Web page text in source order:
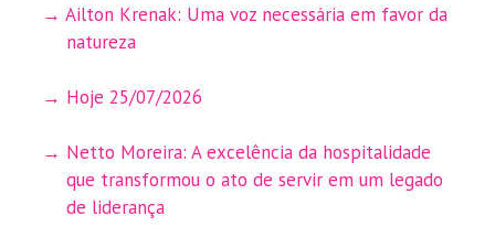
Ailton Krenak: Uma voz necessária em favor da
natureza
Hoje 25/07/2026
Netto Moreira: A excelência da hospitalidade
que transformou o ato de servir em um legado
de liderança